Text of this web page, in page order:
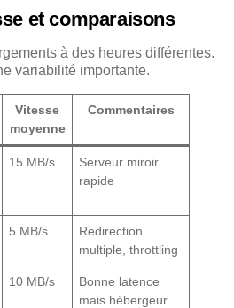
et comparaisons
à des heures différentes.
variabilité importante.
Vitesse
moyenne
Commentaires
15 MB/s
Serveur miroir
rapide
5 MB/s
Redirection
multiple, throttling
10 MB/s
Bonne latence
mais hébergeur